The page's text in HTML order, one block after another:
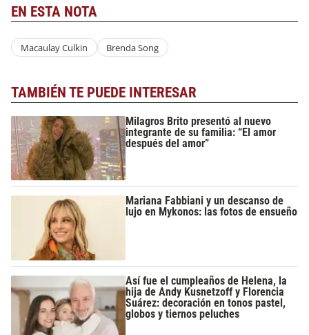
EN ESTA NOTA
Macaulay Culkin Brenda Song
TAMBIÉN TE PUEDE INTERESAR
Milagros Brito presentó al nuevo
integrante de su familia: “El amor
después del amor”
Mariana Fabbiani y un descanso de
lujo en Mykonos: las fotos de ensueño
Así fue el cumpleaños de Helena, la
hija de Andy Kusnetzoff y Florencia
Suárez: decoración en tonos pastel,
globos y tiernos peluches